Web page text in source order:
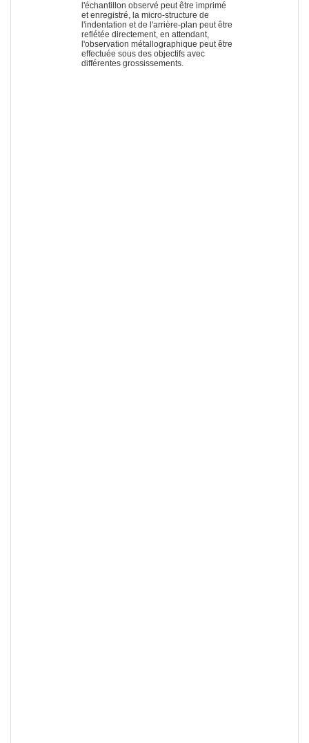
l'échantillon observé peut être imprimé
et enregistré, la micro-structure de
l'indentation et de l'arrière-plan peut être
reflétée directement, en attendant,
l'observation métallographique peut être
effectuée sous des objectifs avec
différentes grossissements.